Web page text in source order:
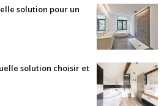
solution pour un
solution choisir et